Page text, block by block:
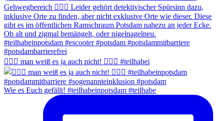
🤷🏻‍♂️ man weiß es ja auch nicht! 🤦🏼‍♂️ #teilhabei
Wie es Euch gefällt! #teilhabeinpotsdam #teilhabe